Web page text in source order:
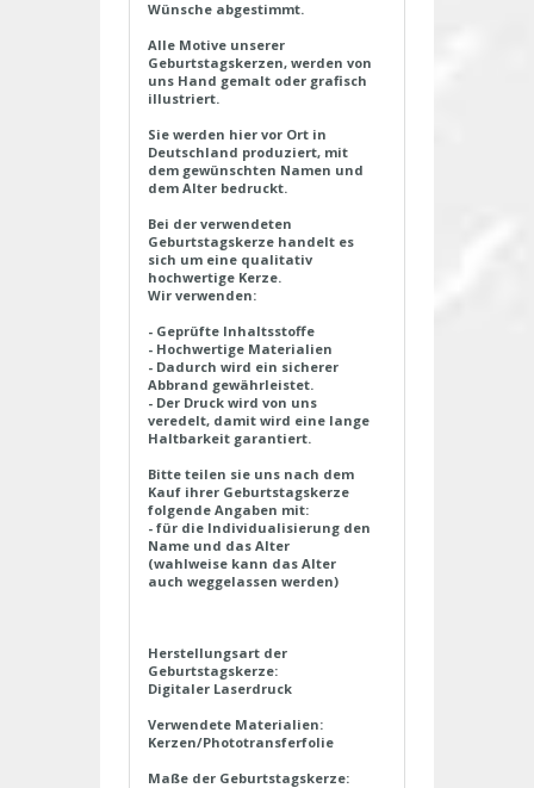
Wünsche abgestimmt.
Alle Motive unserer
Geburtstagskerzen, werden von
uns Hand gemalt oder grafisch
illustriert.
Sie werden hier vor Ort in
Deutschland produziert, mit
dem gewünschten Namen und
dem Alter bedruckt.
Bei der verwendeten
Geburtstagskerze handelt es
sich um eine qualitativ
hochwertige Kerze.
Wir verwenden:
- Geprüfte Inhaltsstoffe
- Hochwertige Materialien
- Dadurch wird ein sicherer
Abbrand gewährleistet.
- Der Druck wird von uns
veredelt, damit wird eine lange
Haltbarkeit garantiert.
Bitte teilen sie uns nach dem
Kauf ihrer Geburtstagskerze
folgende Angaben mit:
- für die Individualisierung den
Name und das Alter
(wahlweise kann das Alter
auch weggelassen werden)
Herstellungsart der
Geburtstagskerze:
Digitaler Laserdruck
Verwendete Materialien:
Kerzen/Phototransferfolie
Maße der Geburtstagskerze: